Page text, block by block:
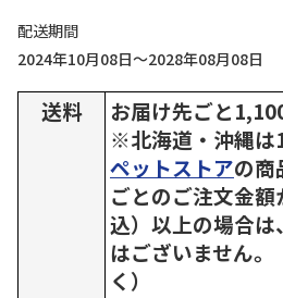
配送期間
2024年10月08日～2028年08月08日
送料
お届け先ごと
※北海道・沖縄は
ペットストアの商
ごとのご注文金
込）以上の場合
はございません
く）